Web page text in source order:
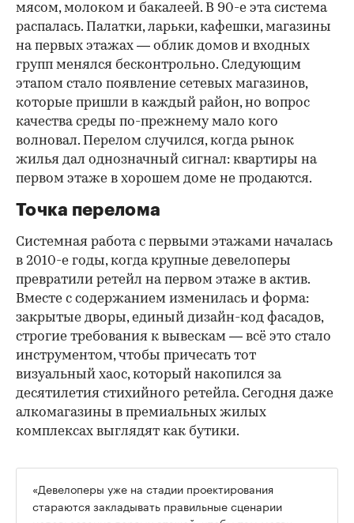
мясом, молоком и бакалеей. В 90-е эта система
распалась. Палатки, ларьки, кафешки, магазины
на первых этажах — облик домов и входных
групп менялся бесконтрольно. Следующим
этапом стало появление сетевых магазинов,
которые пришли в каждый район, но вопрос
качества среды по-прежнему мало кого
волновал. Перелом случился, когда рынок
жилья дал однозначный сигнал: квартиры на
первом этаже в хорошем доме не продаются.
Точка перелома
Системная работа с первыми этажами началась
в 2010-е годы, когда крупные девелоперы
превратили ретейл на первом этаже в актив.
Вместе с содержанием изменилась и форма:
закрытые дворы, единый дизайн-код фасадов,
строгие требования к вывескам — всё это стало
инструментом, чтобы причесать тот
визуальный хаос, который накопился за
десятилетия стихийного ретейла. Сегодня даже
алкомагазины в премиальных жилых
комплексах выглядят как бутики.
«Девелоперы уже на стадии проектирования
стараются закладывать правильные сценарии